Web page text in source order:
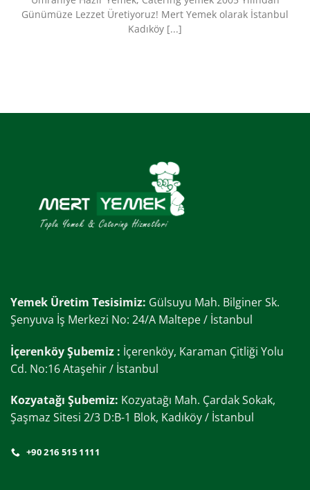
Günümüze Lezzet Üretiyoruz!​ Mert Yemek olarak İstanbul
Kadıköy [...]
Yemek Üretim Tesisimiz: Gülsuyu Mah. Bilginer Sk.
Şenyuva İş Merkezi No: 24/A Maltepe / İstanbul
İçerenköy Şubemiz : İçerenköy, Karaman Çitliği Yolu
Cd. No:16 Ataşehir / İstanbul
Kozyatağı Şubemiz: Kozyatağı Mah. Çardak Sokak,
Şaşmaz Sitesi 2/3 D:B-1 Blok, Kadıköy / İstanbul
+90 216 515 1111